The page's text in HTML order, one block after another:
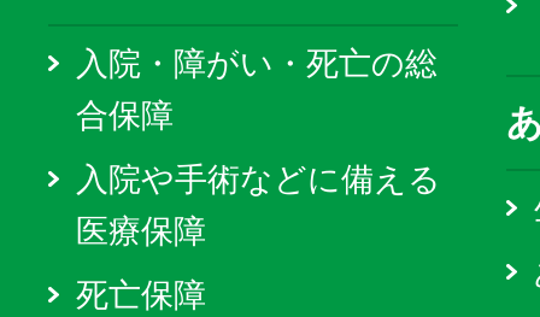
入院・障がい・死亡の総
合保障
入院や手術などに備える
医療保障
死亡保障